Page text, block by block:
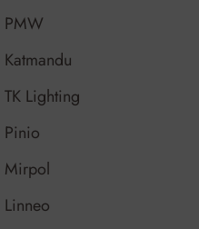
PMW
Katmandu
TK Lighting
Pinio
Mirpol
Linneo